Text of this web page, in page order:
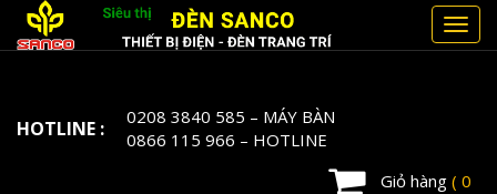
HOTLINE : 0208 3840 585 – MÁY BÀN
0866 115 966 – HOTLINE
Giỏ hàng ( 0